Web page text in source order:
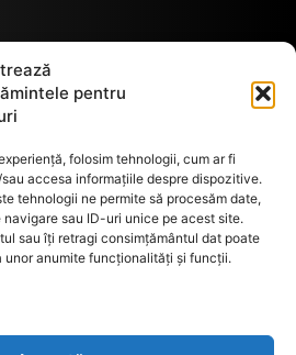
pentru
folosim tehnologii, cum ar fi
accesa informațiile despre dispozitive.
tehnologii ne permite să procesăm date,
sau ID-uri unice pe acest site.
sau îți retragi consimțământul dat poate
anumite funcționalități și funcții.